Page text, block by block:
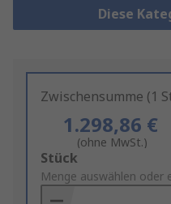
Diese
Zwischensumme (1
1.298,86 €
(ohne MwSt.)
Add
to
Basket
Stück
Menge auswählen oder